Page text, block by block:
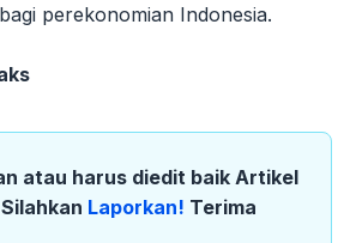
perekonomian Indonesia.
atau harus diedit baik Artikel
Laporkan! Terima